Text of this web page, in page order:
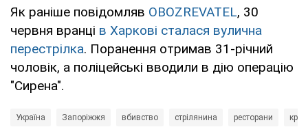
Як раніше повідомляв OBOZREVATEL, 30
червня вранці в Харкові сталася вулична
перестрілка. Поранення отримав 31-річний
чоловік, а поліцейські вводили в дію операцію
"Сирена".
Україна Запоріжжя вбивство стрілянина ресторани